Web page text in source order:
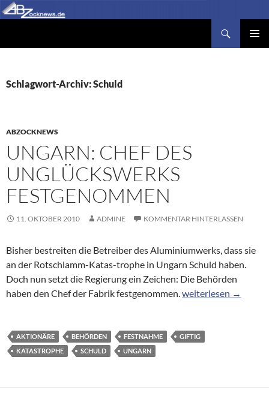
Zum
Inhalt
Schlagwort-Archiv: Schuld
ABZOCKNEWS
UNGARN: CHEF DES
UNGLÜCKSWERKS
FESTGENOMMEN
11. OKTOBER 2010 ADMINE KOMMENTAR HINTERLASSEN
Bisher bestreiten die Betreiber des Aluminiumwerks, dass sie
an der Rotschlamm-Katas-trophe in Ungarn Schuld haben.
Doch nun setzt die Regierung ein Zeichen: Die Behörden
haben den Chef der Fabrik festgenommen.Ungarn: Chef des
weiterlesen →
AKTIONÄRE BEHÖRDEN FESTNAHME
GIFTIG
KATASTROPHE
SCHULD UNGARN